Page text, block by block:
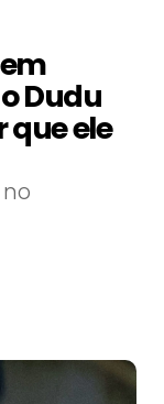
Dudu
que ele